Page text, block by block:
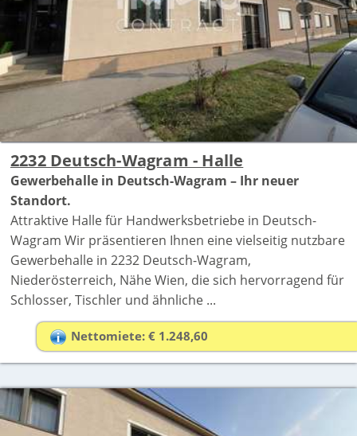
2232 Deutsch-Wagram - Halle
Gewerbehalle in Deutsch-Wagram – Ihr neuer
Standort.
Attraktive Halle für Handwerksbetriebe in Deutsch-
Wagram Wir präsentieren Ihnen eine vielseitig nutzbare
Gewerbehalle in 2232 Deutsch-Wagram,
Niederösterreich, Nähe Wien, die sich hervorragend für
Schlosser, Tischler und ähnliche ...
Nettomiete: € 1.248,60